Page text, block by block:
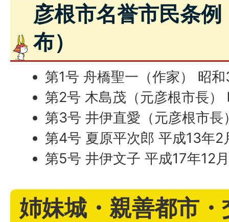
彦根市名誉市民条
布）
第1号 舟橋聖一（作家） 昭
第2号 木島茂（元彦根市長）
第3号 井伊直愛（元彦根市
第4号 夏原平次郎 平成13年2
第5号 井伊文子 平成17年12
姉妹城・親善都市